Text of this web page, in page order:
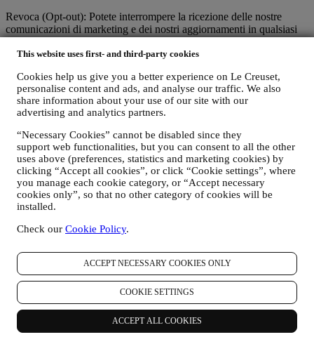
This website uses first- and third-party cookies
Cookies help us give you a better experience on Le Creuset,
personalise content and ads, and analyse our traffic. We also
share information about your use of our site with our
advertising and analytics partners.
“Necessary Cookies” cannot be disabled since they
support web functionalities, but you can consent to all the other
uses above (preferences, statistics and marketing cookies) by
clicking “Accept all cookies”, or click “Cookie settings”, where
you manage each cookie category, or “Accept necessary
cookies only”, so that no other category of cookies will be
installed.
Check our Cookie Policy.
ACCEPT NECESSARY COOKIES ONLY
COOKIE SETTINGS
ACCEPT ALL COOKIES
Revoca (Opt-out): Potete interrompere la ricezione delle nostre
comunicazioni di marketing e dei nostri aggiornamenti in qualsiasi
comunicazioni stesse (ad esempio, cliccando sul pulsante
Se desiderate interrompere qualsiasi delle nostre attività di
marketing, potete inviarci un’email all’indirizzo
privacy@lecreuset.com.Tratteremo la vostra richiesta di
annullamento dell’iscrizione il prima possibile, ma in alcune
circostanze potreste continuare a ricevere qualche messaggio prima
che la vostra richiesta di annullamento venga interamente elaborata.
Non trasmettiamo o vendiamo i vostri dati di contatto e altri dati
personali ad altre società per i loro scopi di marketing.
v. RINVIARE PUBBLICITÀ MIRATA/PERSONALIZZARE LE
CONSUMATORE
È nostra intenzione utilizzare i vostri dati per adattare i nostri servizi
e le nostre offerte alle vostre esigenze e preferenze allo scopo di
fornirvi un’esperienza consumatore Le Creuset personalizzata.
Svolgere questa attività analizzando le vostre abitudini o interessi, ad
esempio, in relazione ai prodotti più visti, la vostra interazione con
noi sui social media, quali pagine del nostro sito visitate, quali